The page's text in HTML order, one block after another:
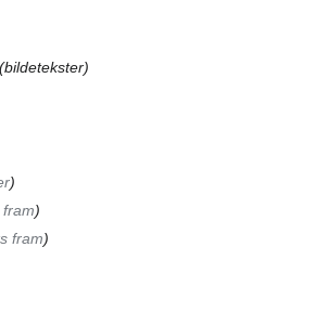
bildetekster
fram